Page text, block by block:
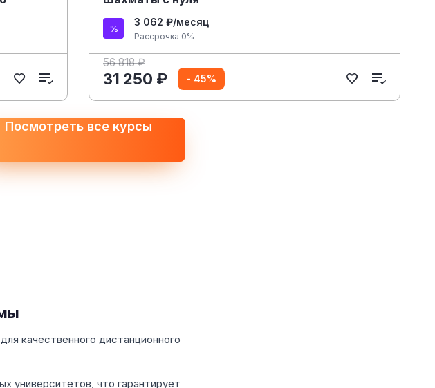
3 062 ₽/месяц
Рассрочка 0%
56 818 ₽
31 250 ₽ - 45%
Посмотреть все курсы
качественного дистанционного
университетов, что гарантирует